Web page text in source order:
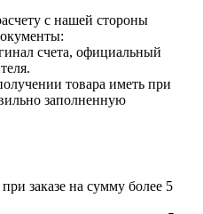
с нашей стороны
счета, официальный
товара иметь при
заполненную
заказе на сумму более 5